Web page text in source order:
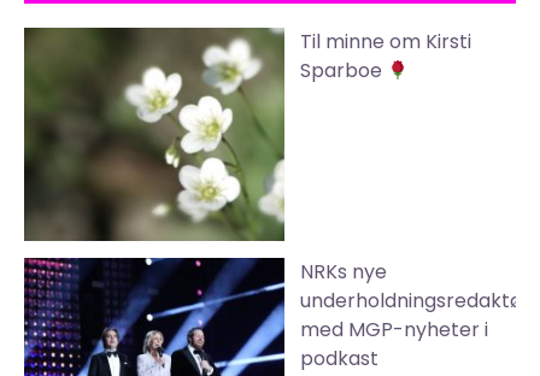
Til minne om Kirsti
Sparboe
NRKs nye
underholdningsredaktør
med MGP-nyheter i
podkast